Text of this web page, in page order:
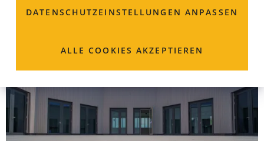
DATENSCHUTZ­EINSTELLUNGEN ANPASSEN
ALLE COOKIES AKZEPTIEREN
aufhalten können.